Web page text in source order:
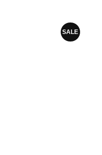
SALE